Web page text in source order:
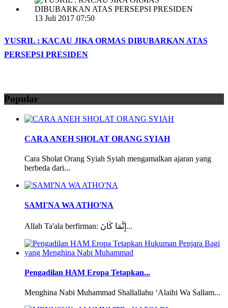
13 Juli 2017 07:50
YUSRIL : KACAU JIKA ORMAS DIBUBARKAN ATAS
PERSEPSI PRESIDEN
Popular
CARA ANEH SHOLAT ORANG SYIAH
Cara Sholat Orang Syiah Syiah mengamalkan ajaran yang
berbeda dari...
SAMI'NA WA ATHO'NA
Allah Ta'ala berfirman: إِنَّمَا كَانَ...
Pengadilan HAM Eropa Tetapkan...
Menghina Nabi Muhammad Shallallahu ‘Alaihi Wa Sallam...